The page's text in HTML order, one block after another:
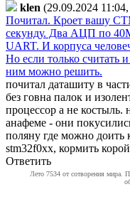
klen (29.09.2024
Почитал. Кроет вашу
секунду. Два АЦП по
UART. И корпуса
Но если только считать
ним можно решить.
почитал даташиту в
без говна палок и
процессор а не
анафеме - они
поляну где можно доить
stm32f0xx, кормить
Ответить
Лето 7534 от сотворения мира.